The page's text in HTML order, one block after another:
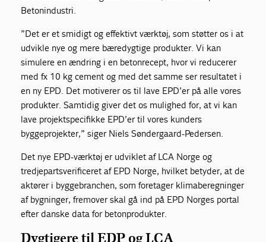
Betonindustri.
”Det er et smidigt og effektivt værktøj, som støtter os i at
udvikle nye og mere bæredygtige produkter. Vi kan
simulere en ændring i en betonrecept, hvor vi reducerer
med fx 10 kg cement og med det samme ser resultatet i
en ny EPD. Det motiverer os til lave EPD’er på alle vores
produkter. Samtidig giver det os mulighed for, at vi kan
lave projektspecifikke EPD’er til vores kunders
byggeprojekter,” siger Niels Søndergaard-Pedersen.
Det nye EPD-værktøj er udviklet af LCA Norge og
tredjepartsverificeret af EPD Norge, hvilket betyder, at de
aktører i byggebranchen, som foretager klimaberegninger
af bygninger, fremover skal gå ind på EPD Norges portal
efter danske data for betonprodukter.
Dygtigere til EDP og LCA